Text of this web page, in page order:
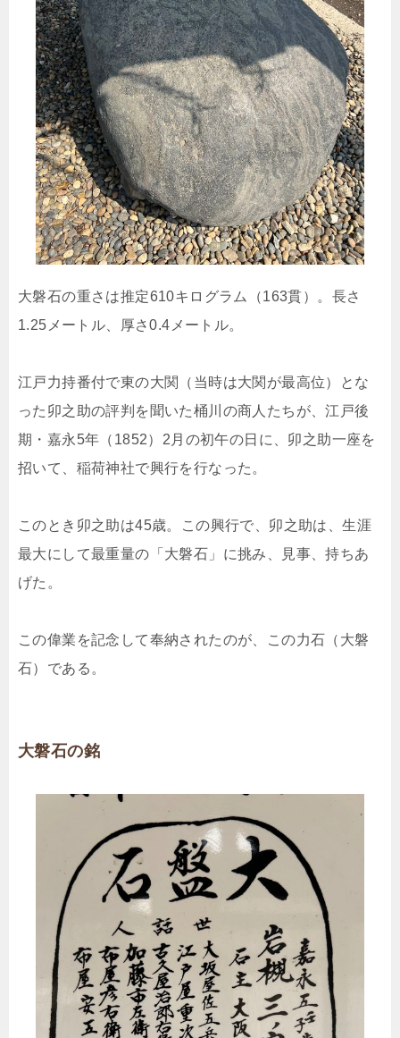
大磐石の重さは推定610キログラム（163貫）。長さ
1.25メートル、厚さ0.4メートル。
江戸力持番付で東の大関（当時は大関が最高位）とな
った卯之助の評判を聞いた桶川の商人たちが、江戸後
期・嘉永5年（1852）2月の初午の日に、卯之助一座を
招いて、稲荷神社で興行を行なった。
このとき卯之助は45歳。この興行で、卯之助は、生涯
最大にして最重量の「大磐石」に挑み、見事、持ちあ
げた。
この偉業を記念して奉納されたのが、この力石（大磐
石）である。
大磐石の銘